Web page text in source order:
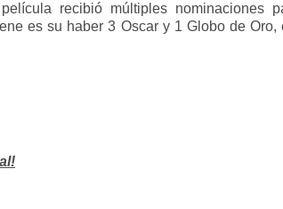
recibió múltiples nominaciones
es su haber 3 Oscar y 1 Globo de Oro,